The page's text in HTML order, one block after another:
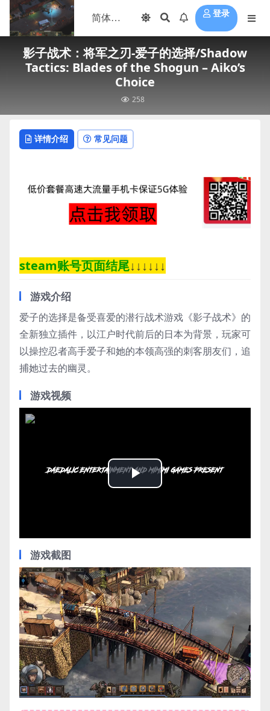
登录
影子战术：将军之刃-爱子的选择/Shadow
Tactics: Blades of the Shogun – Aiko’s
Choice
258
详情介绍 常见问题
steam账号页面结尾↓↓↓↓↓↓
游戏介绍
爱子的选择是备受喜爱的潜行战术游戏《影子战术》的
全新独立插件，以江户时代前后的日本为背景，玩家可
以操控忍者高手爱子和她的本领高强的刺客朋友们，追
捕她过去的幽灵。
游戏视频
Play
游戏截图